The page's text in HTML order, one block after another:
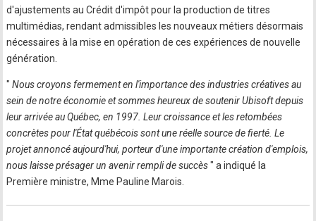
d'ajustements au Crédit d'impôt pour la production de titres
multimédias, rendant admissibles les nouveaux métiers désormais
nécessaires à la mise en opération de ces expériences de nouvelle
génération.
" Nous croyons fermement en l'importance des industries créatives au
sein de notre économie et sommes heureux de soutenir Ubisoft depuis
leur arrivée au Québec, en 1997. Leur croissance et les retombées
concrètes pour l'État québécois sont une réelle source de fierté. Le
projet annoncé aujourd'hui, porteur d'une importante création d'emplois,
nous laisse présager un avenir rempli de succès" a indiqué la
Première ministre, Mme Pauline Marois.